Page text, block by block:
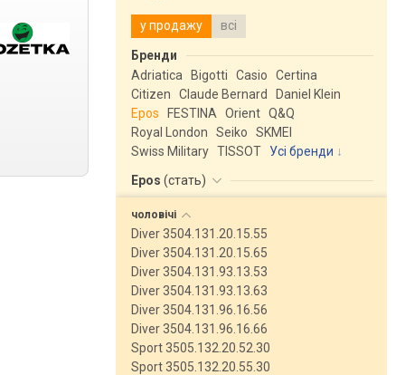
у продажу всі
Бренди
Adriatica
Bigotti Casio
Certina
Citizen
Claude Bernard
Daniel Klein
Epos
FESTINA Orient Q&Q
Royal London
Seiko
SKMEI
Swiss Military TISSOT
Усі бренди
Epos (стать)
чоловічі
Diver 3504.131.20.15.55
Diver 3504.131.20.15.65
Diver 3504.131.93.13.53
Diver 3504.131.93.13.63
Diver 3504.131.96.16.56
Diver 3504.131.96.16.66
Sport 3505.132.20.52.30
Sport 3505.132.20.55.30